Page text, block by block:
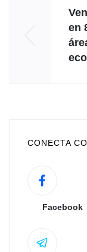
en
CONECTA
Facebook